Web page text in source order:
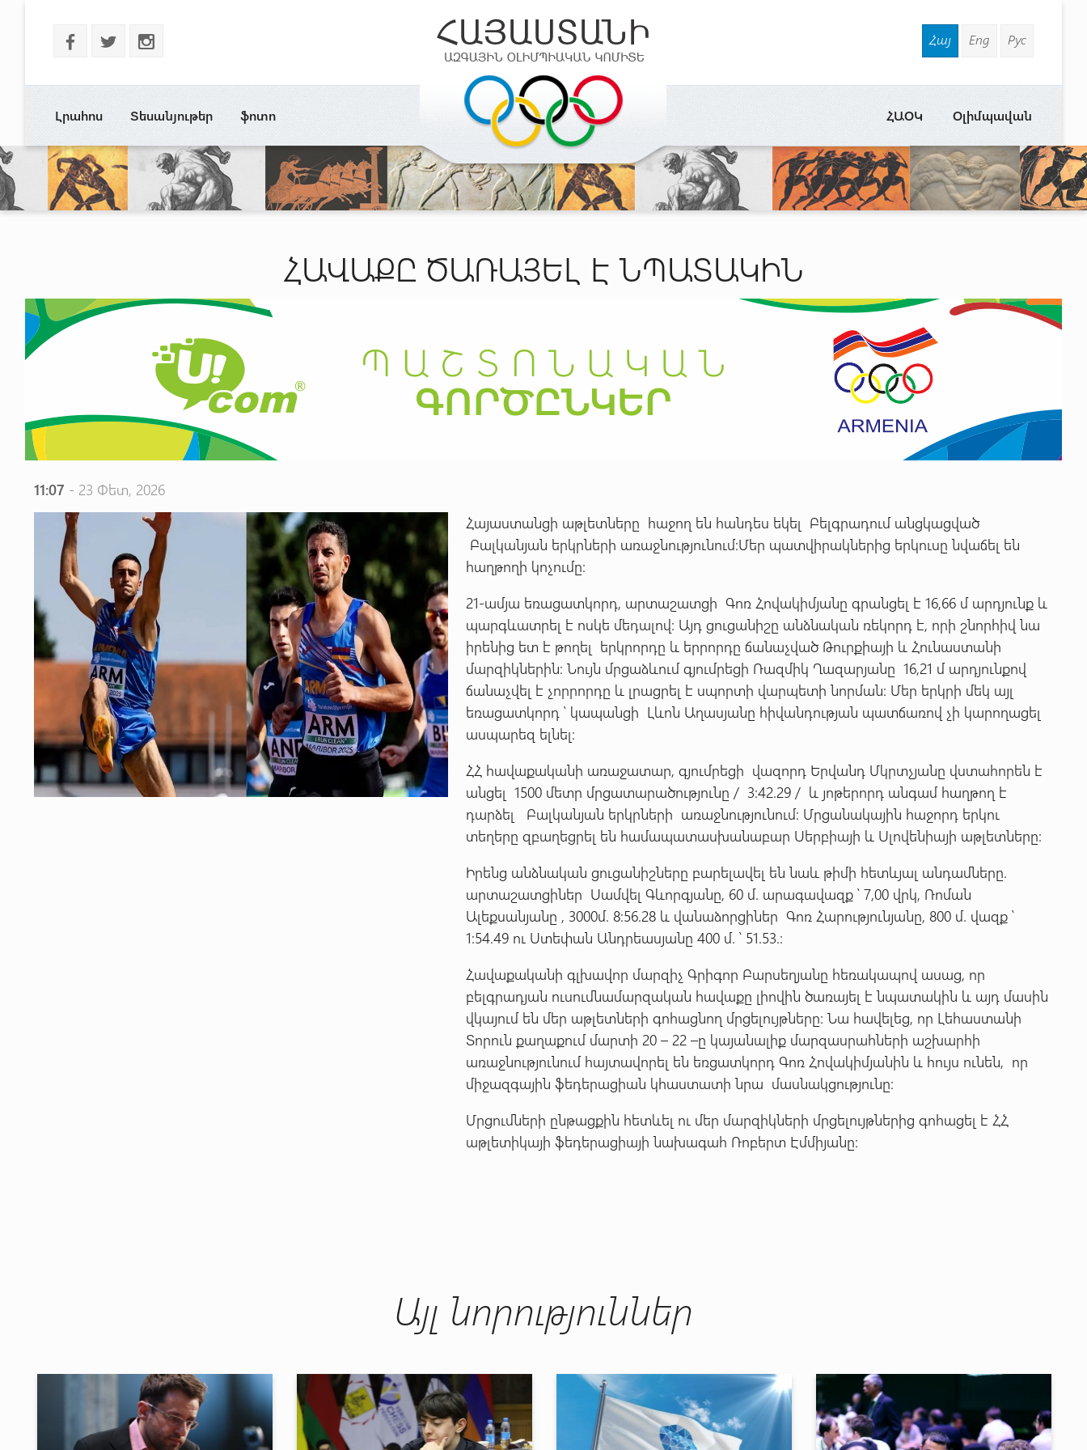
b a x Հայ Eng Рус
Լրահոս Տեսանյութեր ֆոտո Օլիմպավան
ՀԱՕԿ
ՀԱՎԱՔԸ ԾԱՌԱՅԵԼ Է ՆՊԱՏԱԿԻՆ
11:07 - 23 Փետ, 2026
Հայաստանցի աթլետները հաջող են հանդես եկել Բելգրադում անցկացված
Բալկանյան երկրների առաջնությունում:Մեր պատվիրակներից երկուսը նվաճել են
հաղթողի կոչումը:
21-ամյա եռացատկորդ, արտաշատցի Գոռ Հովակիմյանը գրանցել է 16,66 մ արդյունք և
պարգևատրել է ոսկե մեդալով: Այդ ցուցանիշը անձնական ռեկորդ է, որի շնորհիվ նա
իրենից ետ է թողել երկրորդը և երրորդը ճանաչված Թուրքիայի և Հունաստանի
մարզիկներին: Նույն մրցաձևում գյումրեցի Ռազմիկ Ղազարյանը 16,21 մ արդյունքով
ճանաչվել է չորրորդը և լրացրել է սպորտի վարպետի նորման: Մեր երկրի մեկ այլ
եռացատկորդ ՝ կապանցի Լևոն Աղասյանը հիվանդության պատճառով չի կարողացել
ասպարեզ ելնել:
ՀՀ հավաքականի առաջատար, գյումրեցի վազորդ Երվանդ Մկրտչյանը վստահորեն է
անցել 1500 մետր մրցատարածությունը / 3:42.29 / և յոթերորդ անգամ հաղթող է
դարձել Բալկանյան երկրների առաջնությունում: Մրցանակային հաջորդ երկու
տեղերը զբաղեցրել են համապատասխանաբար Սերբիայի և Սլովենիայի աթլետները:
Իրենց անձնական ցուցանիշները բարելավել են նաև թիմի հետևյալ անդամները.
արտաշատցիներ Սամվել Գևորգյանը, 60 մ. արագավազք ՝ 7,00 վրկ, Ռոման
Ալեքսանյանը , 3000մ. 8:56.28 և վանաձորցիներ Գոռ Հարությունյանը, 800 մ. վազք ՝
1:54.49 ու Ստեփան Անդրեասյանը 400 մ. ՝ 51.53.:
Հավաքականի գլխավոր մարզիչ Գրիգոր Բարսեղյանը հեռակապով ասաց, որ
բելգրադյան ուսումնամարզական հավաքը լիովին ծառայել է նպատակին և այդ մասին
վկայում են մեր աթլետների գոհացնող մրցելույթները: Նա հավելեց, որ Լեհաստանի
Տորուն քաղաքում մարտի 20 – 22 –ը կայանալիք մարզասրահների աշխարհի
առաջնությունում հայտավորել են եռցատկորդ Գոռ Հովակիմյանին և հույս ունեն, որ
միջազգային ֆեդերացիան կհաստատի նրա մասնակցությունը:
Մրցումների ընթացքին հետևել ու մեր մարզիկների մրցելույթներից գոհացել է ՀՀ
աթլետիկայի ֆեդերացիայի նախագահ Ռոբերտ Էմմիյանը:
Այլ նորություններ